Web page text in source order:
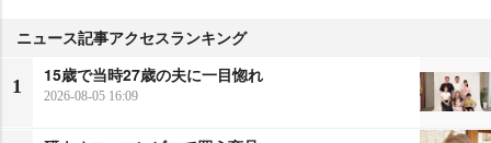
ニュース記事アクセスランキング
1
15歳で当時27歳の夫に一目惚れ
2026-08-05 16:09